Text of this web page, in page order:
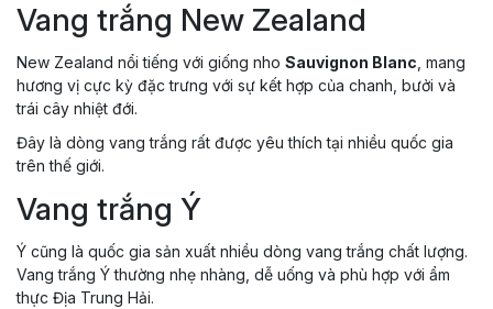
Vang trắng New Zealand
New Zealand nổi tiếng với giống nho Sauvignon Blanc , mang
hương vị cực kỳ đặc trưng với sự kết hợp của chanh, bưởi và
trái cây nhiệt đới.
Đây là dòng vang trắng rất được yêu thích tại nhiều quốc gia
trên thế giới.
Vang trắng Ý
Ý cũng là quốc gia sản xuất nhiều dòng vang trắng chất lượng.
Vang trắng Ý thường nhẹ nhàng, dễ uống và phù hợp với ẩm
thực Địa Trung Hải.